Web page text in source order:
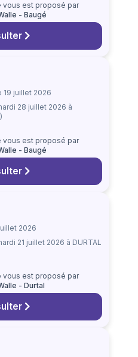
vous est proposé par
- Baugé
19 juillet 2026
28 juillet 2026 à
vous est proposé par
- Baugé
2026
21 juillet 2026 à DURTAL
vous est proposé par
- Durtal